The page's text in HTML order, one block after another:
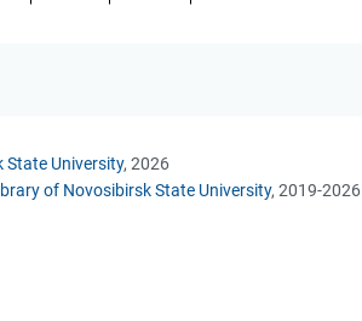
State University, 2026
of Novosibirsk State University, 2019-2026